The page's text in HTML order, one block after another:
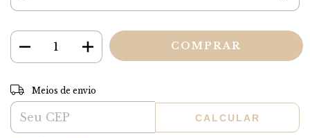
Entregas para o CEP:
Meios de envio
CALCULAR